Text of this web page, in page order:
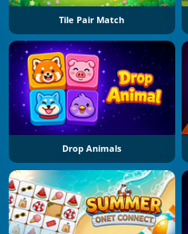
Tile Pair Match
Drop Animals